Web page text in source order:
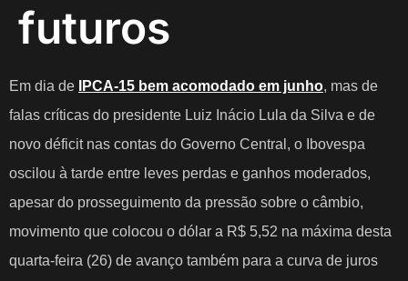
futuros
Em dia de IPCA-15 bem acomodado em junho, mas de
falas críticas do presidente Luiz Inácio Lula da Silva e de
novo déficit nas contas do Governo Central, o Ibovespa
oscilou à tarde entre leves perdas e ganhos moderados,
apesar do prosseguimento da pressão sobre o câmbio,
movimento que colocou o dólar a R$ 5,52 na máxima desta
quarta-feira (26) de avanço também para a curva de juros